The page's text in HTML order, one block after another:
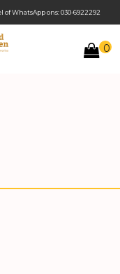
0
WhatsApp ons: 030-6922292